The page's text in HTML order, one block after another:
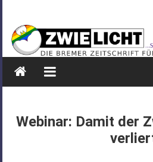
springen
ZWIELICHT
BREMEN
DIE
PSYCHOSOZIALE
Webinar: Damit der